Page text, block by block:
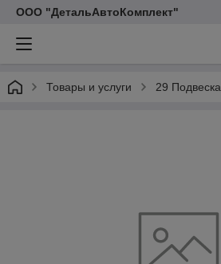
ООО "ДетальАвтоКомплект"
Товары и услуги 29 Подвеска